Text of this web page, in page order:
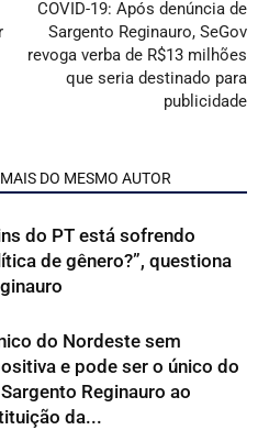
COVID-19: Após denúncia de
Sargento Reginauro, SeGov
revoga verba de R$13 milhões
que seria destinado para
publicidade
MAIS DO MESMO AUTOR
do PT está sofrendo
de gênero?”, questiona
do Nordeste sem
e pode ser o único do
Reginauro ao
da...